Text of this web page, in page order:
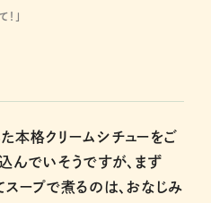
」
本格クリームシチューをご
んでいそうですが、まず
スープで煮るのは、おなじみ